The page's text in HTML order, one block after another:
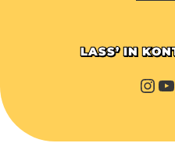
LASS’ IN